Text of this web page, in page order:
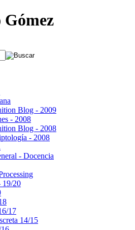
Gómez
Blog - 2009
- 2008
Blog - 2008
- 2008
- Docencia
20
17
14/15